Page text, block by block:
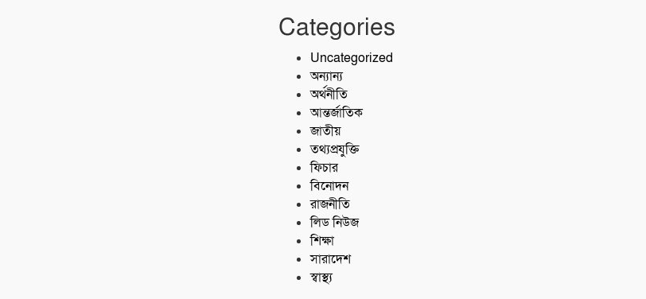
Categories
Uncategorized
অন্যান্য
অর্থনীতি
আন্তর্জাতিক
জাতীয়
তথ্যপ্রযুক্তি
ফিচার
বিনোদন
রাজনীতি
লিড নিউজ
শিক্ষা
সারাদেশ
স্বাস্থ্য